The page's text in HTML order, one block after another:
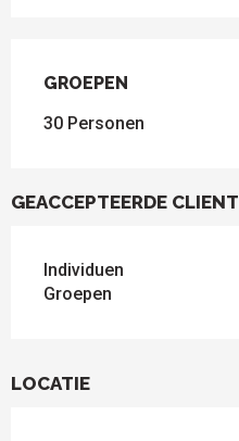
GROEPEN
GROEPEN
30 Personen
GEACCEPTEERDE
Individuen
Groepen
LOCATIE